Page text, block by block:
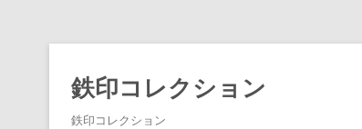
鉄印コレクション
鉄印コレクション